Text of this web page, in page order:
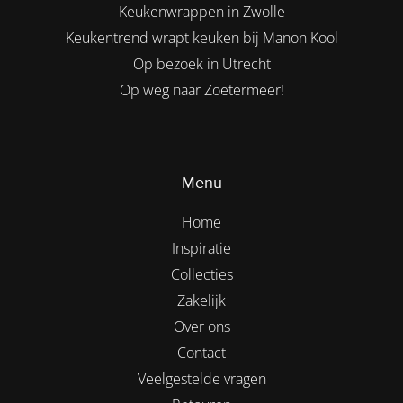
Keukenwrappen in Zwolle
Keukentrend wrapt keuken bij Manon Kool
Op bezoek in Utrecht
Op weg naar Zoetermeer!
Menu
Home
Inspiratie
Collecties
Zakelijk
Over ons
Contact
Veelgestelde vragen